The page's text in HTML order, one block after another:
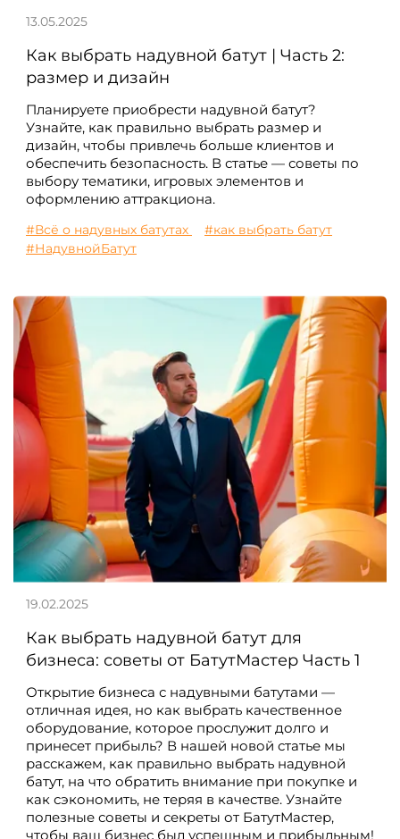
Как выбрать надувной батут | Часть 2:
размер и дизайн
Планируете приобрести надувной батут?
Узнайте, как правильно выбрать размер и
дизайн, чтобы привлечь больше клиентов и
обеспечить безопасность. В статье — советы по
выбору тематики, игровых элементов и
оформлению аттракциона.
13.05.2025
#Всё о надувных батутах
#как выбрать батут
#НадувнойБатут
Как выбрать надувной батут для
бизнеса: советы от БатутМастер Часть 1
Открытие бизнеса с надувными батутами —
отличная идея, но как выбрать качественное
оборудование, которое прослужит долго и
принесет прибыль? В нашей новой статье мы
расскажем, как правильно выбрать надувной
батут, на что обратить внимание при покупке и
как сэкономить, не теряя в качестве. Узнайте
полезные советы и секреты от БатутМастер,
чтобы ваш бизнес был успешным и прибыльным!
19.02.2025